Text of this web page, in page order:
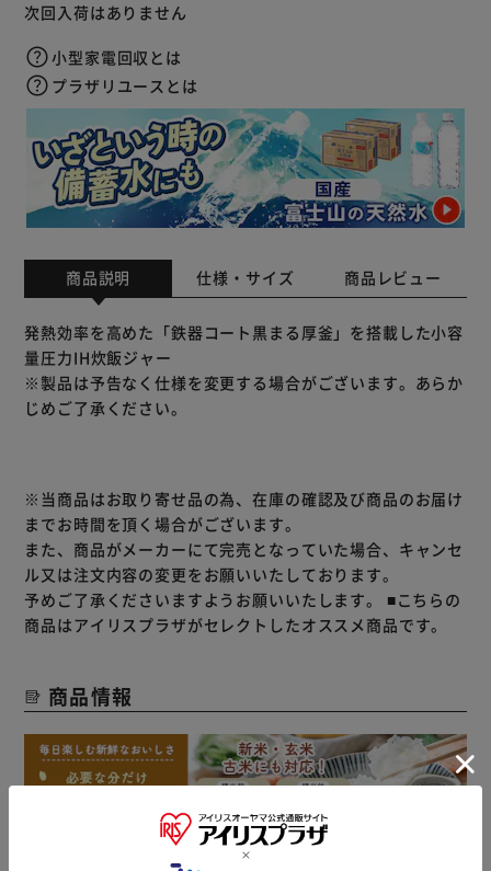
次回入荷はありません
小型家電回収とは
プラザリユースとは
商品説明 仕様・サイズ 商品レビュー
発熱効率を高めた「鉄器コート黒まる厚釜」を搭載した小容
量圧力IH炊飯ジャー
※製品は予告なく仕様を変更する場合がございます。あらか
じめご了承ください。
※当商品はお取り寄せ品の為、在庫の確認及び商品のお届け
までお時間を頂く場合がございます。
また、商品がメーカーにて完売となっていた場合、キャンセ
ル又は注文内容の変更をお願いいたしております。
予めご了承くださいますようお願いいたします。 ■こちらの
商品はアイリスプラザがセレクトしたオススメ商品です。
商品情報